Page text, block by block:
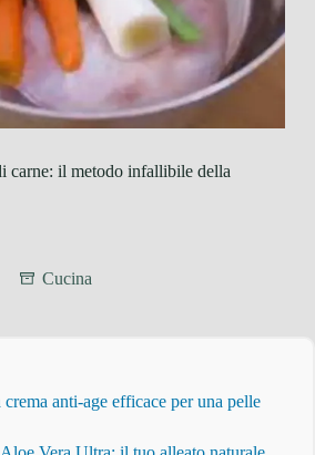
carne: il metodo infallibile della
Cucina
anti-age efficace per una pelle